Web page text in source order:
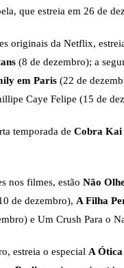
que estreia em 26 de
originais da Netflix,
(8 de dezembro); a
em Paris (22 de
Caye Felipe (15 de
temporada de Cobra Kai
nos filmes, estão Não
de dezembro), A Filha
e Um Crush Para o
estreia o especial A